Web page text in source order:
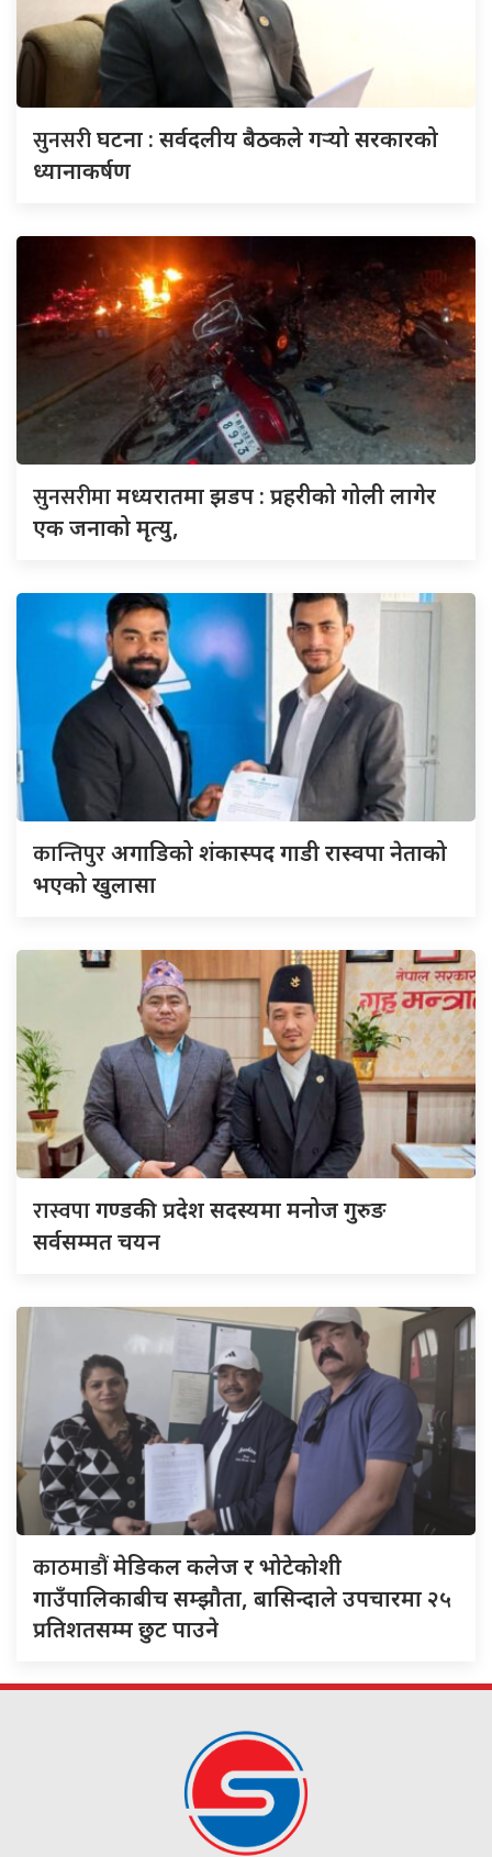
सुनसरीघटना : सर्वदलीय बैठकले गर्‍यो सरकारको
ध्यानाकर्षण
सुनसरीमामध्यरातमा झडप : प्रहरीको गोली लागेर
एक जनाको मृत्यु,
कान्तिपुरअगाडिको शंकास्पद गाडी रास्वपा नेताको
भएको खुलासा
रास्वपागण्डकी प्रदेश सदस्यमा मनोज गुरुङ
सर्वसम्मत चयन
काठमाडौंमेडिकल कलेज र भोटेकोशी
गाउँपालिकाबीच सम्झौता, बासिन्दाले उपचारमा २५
प्रतिशतसम्म छुट पाउने